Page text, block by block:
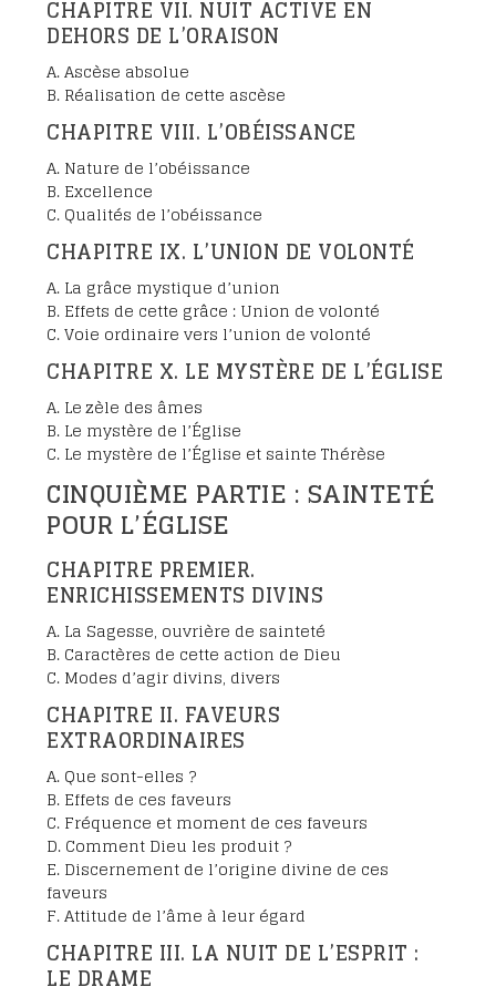
CHAPITRE VII. NUIT ACTIVE EN
DEHORS DE L’ORAISON
A. Ascèse absolue
B. Réalisation de cette ascèse
CHAPITRE VIII. L’OBÉISSANCE
A. Nature de l’obéissance
B. Excellence
C. Qualités de l’obéissance
CHAPITRE IX. L’UNION DE VOLONTÉ
A. La grâce mystique d’union
B. Effets de cette grâce : Union de volonté
C. Voie ordinaire vers l’union de volonté
CHAPITRE X. LE MYSTÈRE DE L’ÉGLISE
A. Le zèle des âmes
B. Le mystère de l’Église
C. Le mystère de l’Église et sainte Thérèse
CINQUIÈME PARTIE : SAINTETÉ
POUR L’ÉGLISE
CHAPITRE PREMIER.
ENRICHISSEMENTS DIVINS
A. La Sagesse, ouvrière de sainteté
B. Caractères de cette action de Dieu
C. Modes d’agir divins, divers
CHAPITRE II. FAVEURS
EXTRAORDINAIRES
A. Que sont-elles ?
B. Effets de ces faveurs
C. Fréquence et moment de ces faveurs
D. Comment Dieu les produit ?
E. Discernement de l’origine divine de ces
faveurs
F. Attitude de l’âme à leur égard
CHAPITRE III. LA NUIT DE L’ESPRIT :
LE DRAME